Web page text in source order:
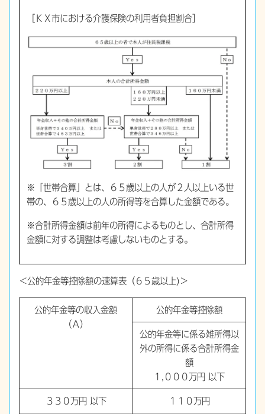
［ＫＸ市における介護保険の利用者負担割合］
※「世帯合算」とは、６５歳以上の人が２人以上いる世
帯の、６５歳以上の人の所得等を合算した金額である。
※合計所得金額は前年の所得によるものとし、合計所得
金額に対する調整は考慮しないものとする｡
＜公的年金等控除額の速算表（６５歳以上)＞
公的年金等の収入金額
（Ａ）
公的年金等控除額
公的年金等に係る雑所得以
外の所得に係る合計所得金
額
１,０００万円 以下
３３０万円 以下 １１０万円